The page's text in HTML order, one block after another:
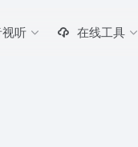
听 在线工具